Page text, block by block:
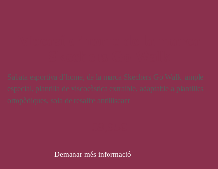
Sabata esportiva d’home, de la marca Skechers Go Walk, ample
especial, plantilla de viscoeàstica extraible, adaptable a plantilles
ortopèdiques, sola de resalite antilliscant
Demanar més informació